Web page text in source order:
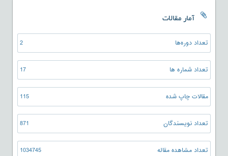
آمار مقالات
تعداد دوره‌ها 2
تعداد شماره ها 17
مقالات چاپ شده 115
تعداد نویسندگان 871
تعداد مشاهده مقاله 1034745